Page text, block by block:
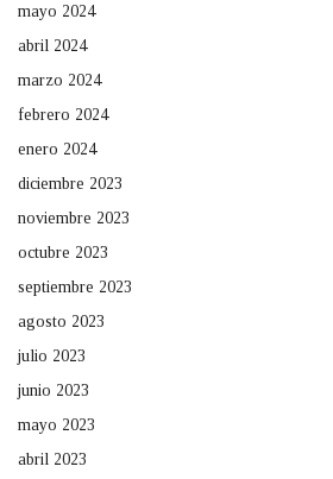
mayo 2024
abril 2024
marzo 2024
febrero 2024
enero 2024
diciembre 2023
noviembre 2023
octubre 2023
septiembre 2023
agosto 2023
julio 2023
junio 2023
mayo 2023
abril 2023